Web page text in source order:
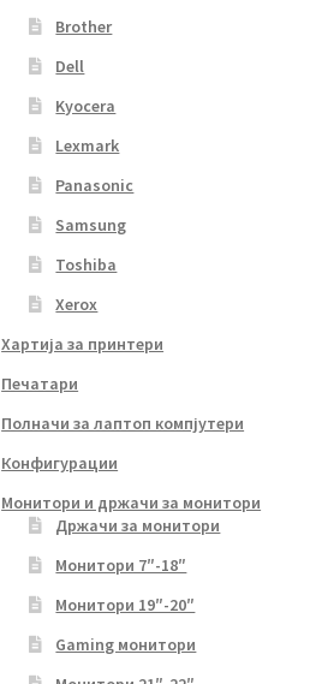
Brother
Dell
Kyocera
Lexmark
Panasonic
Samsung
Toshiba
Xerox
Хартија за принтери
Печатари
Полначи за лаптоп компјутери
Конфигурации
Монитори и држачи за монитори
Држачи за монитори
Монитори 7″-18″
Монитори 19″-20″
Gaming монитори